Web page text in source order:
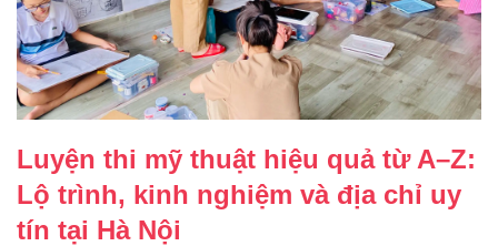
Luyện thi mỹ thuật hiệu quả từ A–Z:
Lộ trình, kinh nghiệm và địa chỉ uy
tín tại Hà Nội